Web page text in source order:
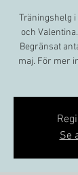
Träningshelg
och
Begränsat
maj. För mer
Se